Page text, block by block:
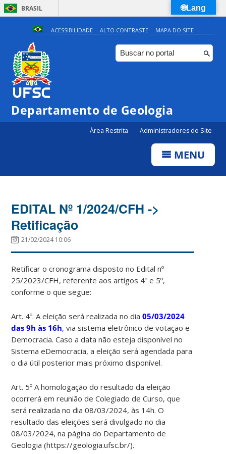
BRASIL
Simplifique!
Comunica BR
Participe
Canais
ACESSIBILIDADE ALTO CONTRASTE MAPA DO SITE
Departamento de Geologia
Área Restrita Administradores do Site
MENU
EDITAL Nº 1/2024/CFH ->
Retificação
21/02/2024 10:06
Retificar o cronograma disposto no Edital nº
25/2023/CFH, referente aos artigos 4º e 5º,
conforme o que segue:
Art. 4º. A eleição será realizada no dia05/03/2024
das 9h às 16h, via sistema eletrônico de votação e-
Democracia. Caso a data não esteja disponível no
Sistema eDemocracia, a eleição será agendada para
o dia útil posterior mais próximo disponível.
Art. 5º A homologação do resultado da eleição
ocorrerá em reunião de Colegiado de Curso, que
será realizada no dia 08/03/2024, às 14h. O
resultado das eleições será divulgado no dia
08/03/2024, na página do Departamento de
Geologia (https://geologia.ufsc.br/).
🌐Lang